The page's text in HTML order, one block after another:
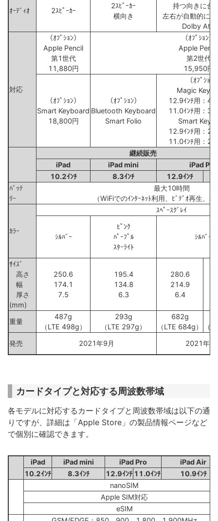
ｵｰﾃﾞｨｵ 2ｽﾋﾟｰｶｰ
2ｽﾋﾟｰｶｰ
横向き
持つ向きに合
左右が自動的に
Dolby
対応
（ｵﾌﾟｼｮﾝ）
Apple Pencil
第1世代
11,880円
（ｵﾌﾟｼｮﾝ）
Apple Pencil
第2世代
15,950円
（ｵﾌﾟｼｮﾝ）
Smart Keyboard
18,800円
（ｵﾌﾟｼｮﾝ）
Bluetooth Keyboard
Smart Folio
（ｵﾌﾟｼｮﾝ
Magic
12.9ｲﾝﾁ用：
11.0ｲﾝﾁ用：
Smart Key
12.9ｲﾝﾁ用：
11.0ｲﾝﾁ用：
継続販売
iPad
iPad mini
iPad Pro
10.2ｲﾝﾁ
8.3ｲﾝﾁ 12.9ｲﾝﾁ
ﾊﾞｯﾃ
ﾘｰ
最大10時間
（WiFiでのｲﾝﾀｰﾈｯﾄ利用、ﾋﾞﾃﾞｵ再生、ｵ
ｶﾗｰ
ｽﾍﾟｰｽｸﾞﾚｲ
ｼﾙﾊﾞｰ
ﾋﾟﾝｸ
ﾊﾟｰﾌﾟﾙ
ｽﾀｰﾗｲﾄ
ｼﾙﾊﾞｰ
ｻｲｽﾞ
高さ
幅
厚さ
(mm)
250.6
174.1
7.5
195.4
134.8
6.3
280.6
214.9
6.4
重量
487g
（LTE 498g）
293g
（LTE 297g）
682g
（LTE 684g）
（
発売
2021年9月 2021年4
カードタイプと対応する周波数帯域
各モデルに対応するカードタイプと周波数帯域は以下の通
りですが、詳細は「Apple Store」の製品情報ページなど
で個別に確認できます。
iPad iPad mini iPad Pro
iPad Air
10.2ｲﾝﾁ
8.3ｲﾝﾁ 12.9ｲﾝﾁ 11.0ｲﾝﾁ
10.9ｲﾝﾁ
nanoSIM
Apple SIM対応
eSIM